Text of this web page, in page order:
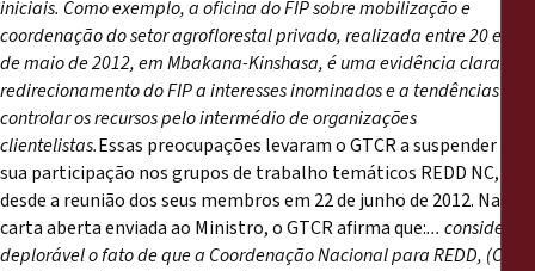
iniciais. Como exemplo, a oficina do FIP sobre mobilização e
coordenação do setor agroflorestal privado, realizada entre 20 e 23
de maio de 2012, em Mbakana-Kinshasa, é uma evidência clara do
redirecionamento do FIP a interesses inominados e a tendências a se
controlar os recursos pelo intermédio de organizações
clientelistas.Essas preocupações levaram o GTCR a suspender a
sua participação nos grupos de trabalho temáticos REDD NC,
desde a reunião dos seus membros em 22 de junho de 2012. Na
carta aberta enviada ao Ministro, o GTCR afirma que:... considera
deplorável o fato de que a Coordenação Nacional para REDD, (CN